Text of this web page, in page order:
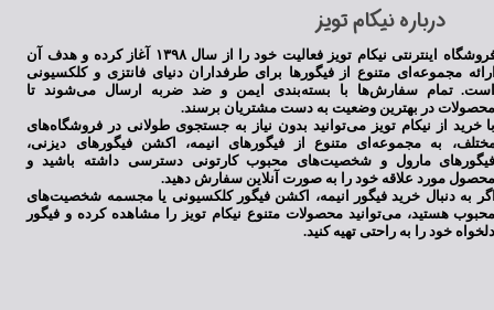
​درباره نیکام تویز
فروشگاه اینترنتی نیکام تویز فعالیت خود را از سال ۱۳۹۸ آغاز کرده و هدف آن
مجموعه‌ای متنوع از فیگورها برای طرفداران دنیای فانتزی و کلکسیونی
تمام سفارش‌ها با بسته‌بندی ایمن و ضد ضربه ارسال می‌شوند تا
در بهترین وضعیت به دست مشتریان برسند.
خرید از نیکام تویز می‌توانید بدون نیاز به جستجوی طولانی در فروشگاه‌های
به مجموعه‌ای متنوع از فیگورهای انیمه، اکشن فیگورهای دیزنی،
مارول و شخصیت‌های محبوب کارتونی دسترسی داشته باشید و
مورد علاقه خود را به صورت آنلاین سفارش دهید.
به دنبال خرید فیگور انیمه، اکشن فیگور کلکسیونی یا مجسمه شخصیت‌های
هستید، می‌توانید محصولات متنوع نیکام تویز را مشاهده کرده و فیگور
خود را به راحتی تهیه کنید.